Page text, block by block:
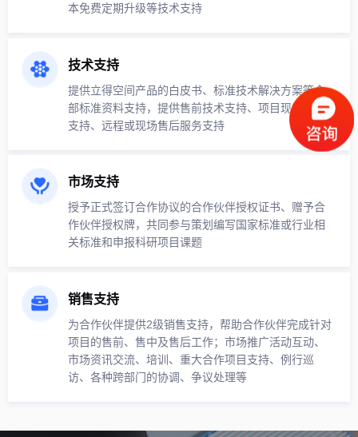
本免费定期升级等技术支持
技术支持
提供立得空间产品的白皮书、标准技术解决方案等全
部标准资料支持，提供售前技术支持、项目现场实施
支持、远程或现场售后服务支持
市场支持
授予正式签订合作协议的合作伙伴授权证书、赠予合
作伙伴授权牌，共同参与策划编写国家标准或行业相
关标准和申报科研项目课题
销售支持
为合作伙伴提供2级销售支持，帮助合作伙伴完成针对
项目的售前、售中及售后工作；市场推广活动互动、
市场资讯交流、培训、重大合作项目支持、例行巡
访、各种跨部门的协调、争议处理等